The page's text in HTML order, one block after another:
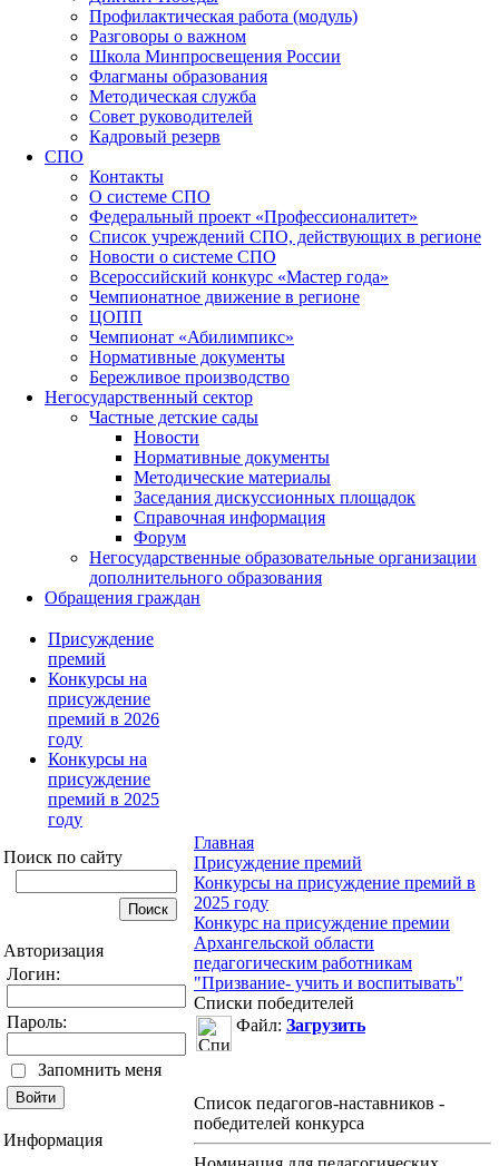
Профилактическая работа (модуль)
Разговоры о важном
Школа Минпросвещения России
Флагманы образования
Методическая служба
Совет руководителей
Кадровый резерв
СПО
Контакты
О системе СПО
Федеральный проект «Профессионалитет»
Список учреждений СПО, действующих в регионе
Новости о системе СПО
Всероссийский конкурс «Мастер года»
Чемпионатное движение в регионе
ЦОПП
Чемпионат «Абилимпикс»
Нормативные документы
Бережливое производство
Негосударственный сектор
Частные детские сады
Новости
Нормативные документы
Методические материалы
Заседания дискуссионных площадок
Справочная информация
Форум
Негосударственные образовательные организации
дополнительного образования
Обращения граждан
Присуждение
премий
Конкурсы на
присуждение
премий в 2026
году
Конкурсы на
присуждение
премий в 2025
году
Поиск по сайту
Авторизация
Логин:
Пароль:
Запомнить меня
Информация
Главная
Присуждение премий
Конкурсы на присуждение премий в
2025 году
Конкурс на присуждение премии
Архангельской области
педагогическим работникам
"Призвание- учить и воспитывать"
Списки победителей
Файл: Загрузить
Список педагогов-наставников -
победителей конкурса